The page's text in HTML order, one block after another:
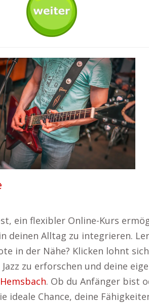
ein flexibler Online-Kurs
Alltag zu integrieren.
in der Nähe? Klicken lohnt
zu erforschen und deine
. Ob du Anfänger bist
Chance, deine